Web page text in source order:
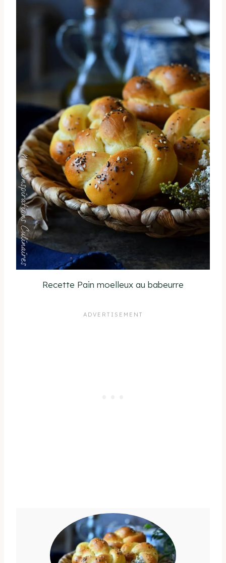
Recette Pain moelleux au babeurre